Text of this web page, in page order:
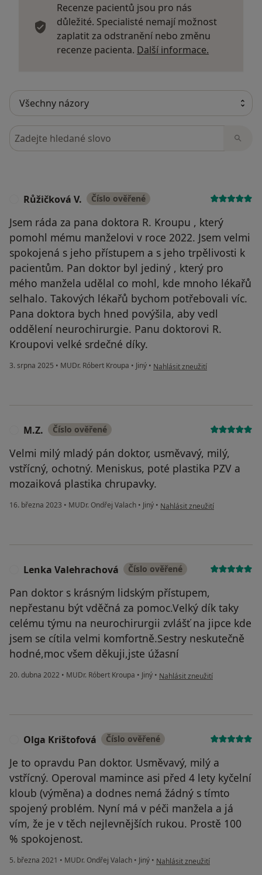
Recenze pacientů jsou pro nás
důležité. Specialisté nemají možnost
zaplatit za odstranění nebo změnu
recenze pacienta. Další informace.
Hledejte v názorech
Růžičková V. Číslo ověřené
Jsem ráda za pana doktora R. Kroupu , který
pomohl mému manželovi v roce 2022. Jsem velmi
spokojená s jeho přístupem a s jeho trpělivosti k
pacientům. Pan doktor byl jediný , který pro
mého manžela udělal co mohl, kde mnoho lékařů
selhalo. Takových lékařů bychom potřebovali víc.
Pana doktora bych hned povýšila, aby vedl
oddělení neurochirurgie. Panu doktorovi R.
Kroupovi velké srdečné díky.
3. srpna 2025 • MUDr. Róbert Kroupa • Jiný • podle názoru uživatele Růžičková
Nahlásit zneužití
M.Z. Číslo ověřené
Velmi milý mladý pán doktor, usměvavý, milý,
vstřícný, ochotný. Meniskus, poté plastika PZV a
mozaiková plastika chrupavky.
16. března 2023 • MUDr. Ondřej Valach • Jiný • podle názoru uživatele M.Z.
Nahlásit zneužití
Lenka Valehrachová Číslo ověřené
Pan doktor s krásným lidským přístupem,
nepřestanu být vděčná za pomoc.Velký dík taky
celému týmu na neurochirurgii zvlášť na jipce kde
jsem se cítila velmi komfortně.Sestry neskutečně
hodné,moc všem děkuji,jste úžasní
20. dubna 2022 • MUDr. Róbert Kroupa • Jiný • podle názoru uživatele Lenka
Nahlásit zneužití
Olga Krištofová Číslo ověřené
Je to opravdu Pan doktor. Usměvavý, milý a
vstřícný. Operoval mamince asi před 4 lety kyčelní
kloub (výměna) a dodnes nemá žádný s tímto
spojený problém. Nyní má v péči manžela a já
vím, že je v těch nejlevnějších rukou. Prostě 100
% spokojenost.
5. března 2021 • MUDr. Ondřej Valach • Jiný • podle názoru uživatele Olga
Nahlásit zneužití